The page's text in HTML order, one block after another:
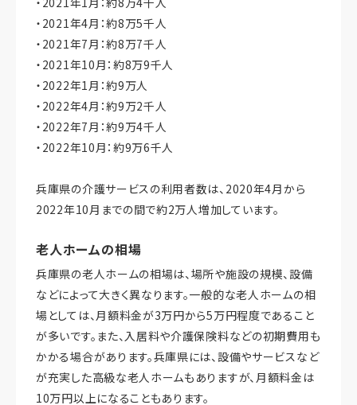
・2021年4月：約8万5千人
・2021年7月：約8万7千人
・2021年10月：約8万9千人
・2022年1月：約9万人
・2022年4月：約9万2千人
・2022年7月：約9万4千人
・2022年10月：約9万6千人
兵庫県の介護サービスの利用者数は、2020年4月から
2022年10月までの間で約2万人増加しています。
老人ホームの相場
兵庫県の老人ホームの相場は、場所や施設の規模、設備
などによって大きく異なります。一般的な老人ホームの相
場としては、月額料金が3万円から5万円程度であること
が多いです。また、入居料や介護保険料などの初期費用も
かかる場合があります。兵庫県には、設備やサービスなど
が充実した高級な老人ホームもありますが、月額料金は
10万円以上になることもあります。